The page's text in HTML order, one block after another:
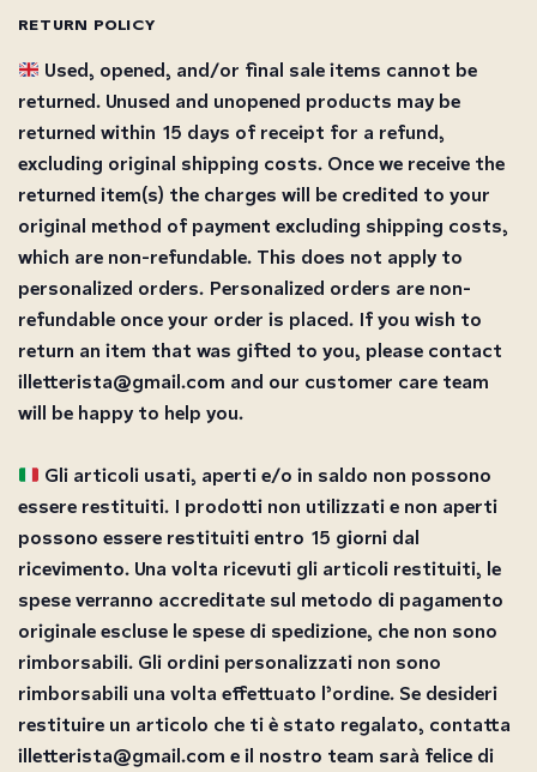
RETURN POLICY
Used, opened, and/or final sale items cannot be
returned. Unused and unopened products may be
returned within 15 days of receipt for a refund,
excluding original shipping costs. Once we receive the
returned item(s) the charges will be credited to your
original method of payment excluding shipping costs,
which are non-refundable. This does not apply to
personalized orders. Personalized orders are non-
refundable once your order is placed. If you wish to
return an item that was gifted to you, please contact
illetterista@gmail.com and our customer care team
will be happy to help you.
Gli articoli usati, aperti e/o in saldo non possono
essere restituiti. I prodotti non utilizzati e non aperti
possono essere restituiti entro 15 giorni dal
ricevimento. Una volta ricevuti gli articoli restituiti, le
spese verranno accreditate sul metodo di pagamento
originale escluse le spese di spedizione, che non sono
rimborsabili. Gli ordini personalizzati non sono
rimborsabili una volta effettuato l’ordine. Se desideri
restituire un articolo che ti è stato regalato, contatta
illetterista@gmail.com e il nostro team sarà felice di